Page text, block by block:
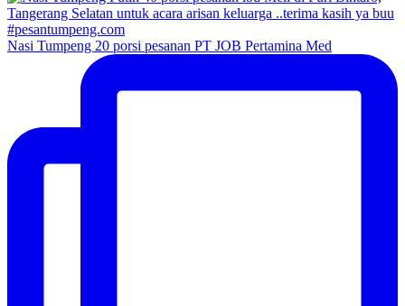
Nasi Tumpeng 20 porsi pesanan PT JOB Pertamina Med